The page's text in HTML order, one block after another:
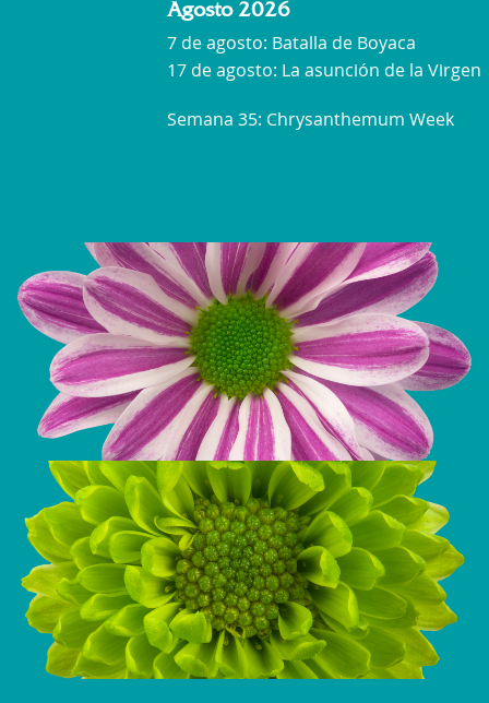
Agosto 2026
7 de agosto: Batalla de Boyaca
17 de agosto: La asunción de la Virgen
Semana 35: Chrysanthemum Week